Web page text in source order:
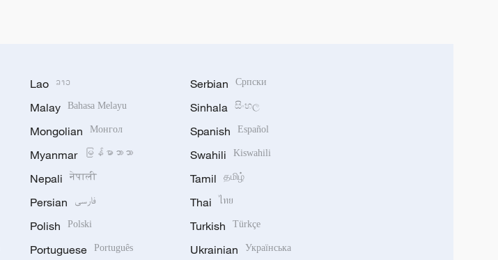
Lao ລາວ
Malay Bahasa Melayu
Mongolian Монгол
Myanmar မြန်မာဘာသာ
Nepali नेपाली
Persian فارسی
Polish Polski
Portuguese Português
Serbian Српски
Sinhala සිංහල
Spanish Español
Swahili Kiswahili
Tamil தமிழ்
Thai ไทย
Turkish Türkçe
Ukrainian Українська